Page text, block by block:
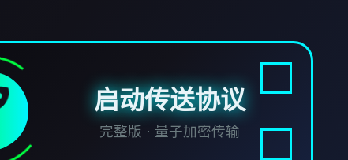
启动传送协议
完整版 · 量子加密传输